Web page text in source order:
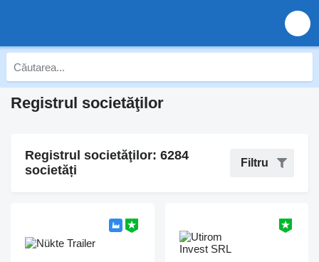
Registrul societăţilor
Registrul societăţilor: 6284
societăți
Filtru